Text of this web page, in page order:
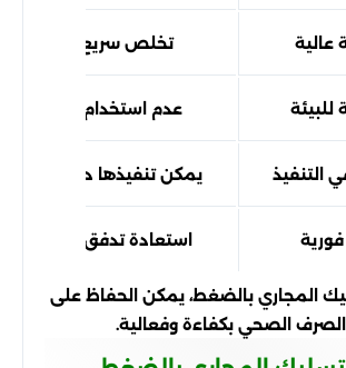
عالية تخلص سريع من
عدم استخدام مواد
التنفيذ يمكن تنفيذها دون الحاجة
فورية استعادة تدفق المياه
المجاري بالضغط، يمكن الحفاظ على
الصحي بكفاءة وفعالية.